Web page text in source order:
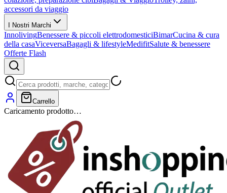
accessori da viaggio
I Nostri Marchi
InnolivingBenessere & piccoli elettrodomesticiBimarCucina & cura
della casaViceversaBagagli & lifestyleMedifitSalute & benessere
Offerte Flash
Carrello
Caricamento prodotto…